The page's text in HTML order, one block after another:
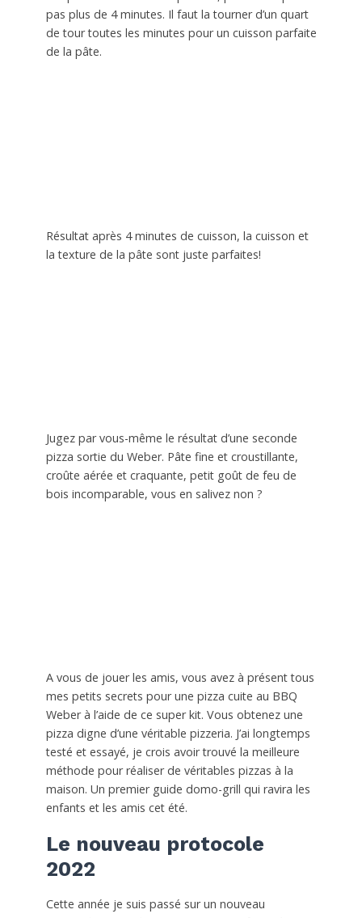
pas plus de 4 minutes. Il faut la tourner d’un quart
de tour toutes les minutes pour un cuisson parfaite
de la pâte.
Résultat après 4 minutes de cuisson, la cuisson et
la texture de la pâte sont juste parfaites!
Jugez par vous-même le résultat d’une seconde
pizza sortie du Weber. Pâte fine et croustillante,
croûte aérée et craquante, petit goût de feu de
bois incomparable, vous en salivez non ?
A vous de jouer les amis, vous avez à présent tous
mes petits secrets pour une pizza cuite au BBQ
Weber à l’aide de ce super kit. Vous obtenez une
pizza digne d’une véritable pizzeria. J’ai longtemps
testé et essayé, je crois avoir trouvé la meilleure
méthode pour réaliser de véritables pizzas à la
maison. Un premier guide domo-grill qui ravira les
enfants et les amis cet été.
Le nouveau protocole
2022
Cette année je suis passé sur un nouveau